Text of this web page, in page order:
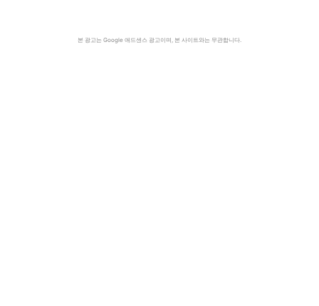
본 광고는 Google 애드센스 광고이며, 본 사이트와는 무관합니다.